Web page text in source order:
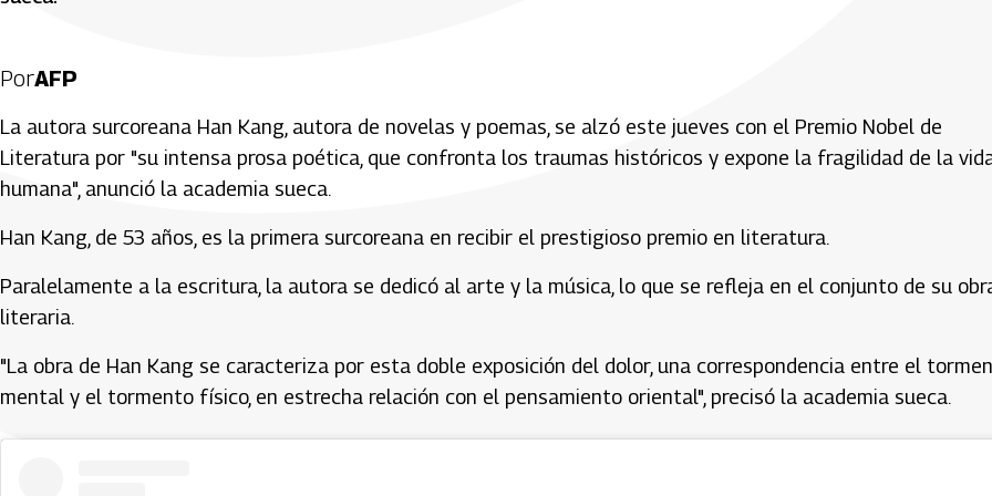
PorAFP
La autora surcoreana Han Kang, autora de novelas y poemas, se alzó este jueves con el Premio Nobel de
Literatura por "su intensa prosa poética, que confronta los traumas históricos y expone la fragilidad de la
humana", anunció la academia sueca.
Han Kang, de 53 años, es la primera surcoreana en recibir el prestigioso premio en literatura.
Paralelamente a la escritura, la autora se dedicó al arte y la música, lo que se refleja en el conjunto de su
literaria.
"La obra de Han Kang se caracteriza por esta doble exposición del dolor, una correspondencia entre el
mental y el tormento físico, en estrecha relación con el pensamiento oriental", precisó la academia sueca.